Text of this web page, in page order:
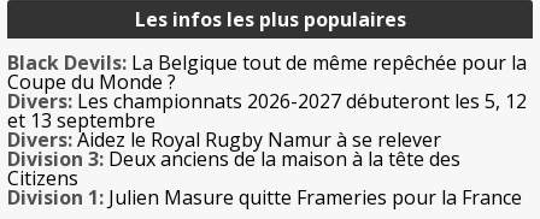
Les infos les plus populaires
Black Devils: La Belgique tout de même repêchée pour la
Coupe du Monde ?
Divers: Les championnats 2026-2027 débuteront les 5, 12
et 13 septembre
Divers:Aidez le Royal Rugby Namur à se relever
Division 3: Deux anciens de la maison à la tête des
Citizens
Division 1: Julien Masure quitte Frameries pour la France